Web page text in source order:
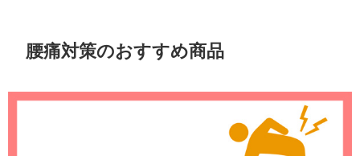
腰痛対策のおすすめ商品